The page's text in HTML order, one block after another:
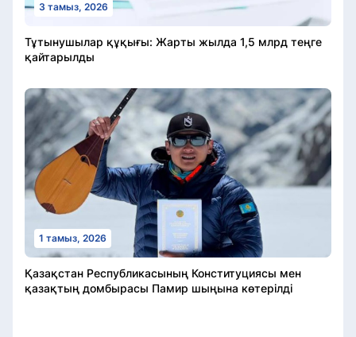
3 тамыз, 2026
Тұтынушылар құқығы: Жарты жылда 1,5 млрд теңге
қайтарылды
1 тамыз, 2026
Қазақстан Республикасының Конституциясы мен
қазақтың домбырасы Памир шыңына көтерілді